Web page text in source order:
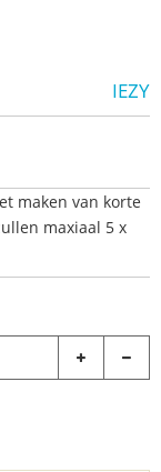
IEZY
maken van korte
maxiaal 5 x